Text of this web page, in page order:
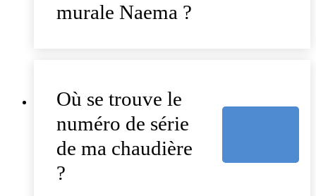
murale Naema ?
Où se trouve le
numéro de série
de ma chaudière
?